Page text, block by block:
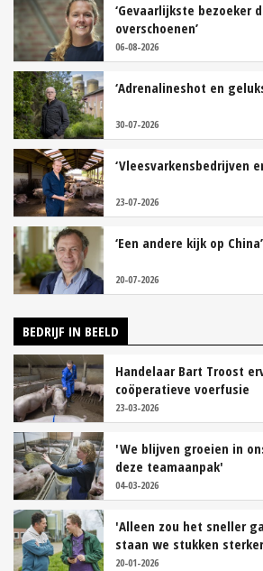
‘Gevaarlijkste bezoeker
overschoenen’
06-08-2026
‘Adrenalineshot en
30-07-2026
‘Vleesvarkensbedrijven
23-07-2026
‘Een andere kijk op China’
20-07-2026
BEDRIJF IN BEELD
Handelaar Bart Troost
coöperatieve voerfusie
23-03-2026
'We blijven groeien in
deze teamaanpak'
04-03-2026
'Alleen zou het sneller
staan we stukken
20-01-2026